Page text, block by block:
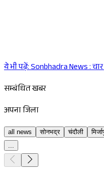
Sponsored
ये भी पढ़ें:Sonbhadra News :
सम्बंधित खबर
अपना जिला
all news सोनभद्र चंदौली
...